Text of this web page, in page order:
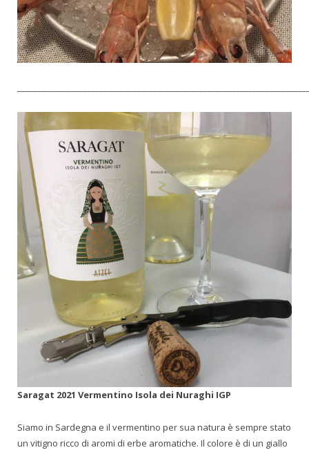
Saragat 2021 Vermentino Isola dei Nuraghi IGP
Siamo in Sardegna e il vermentino per sua natura è sempre stato
un vitigno ricco di aromi di erbe aromatiche. Il colore è di un giallo